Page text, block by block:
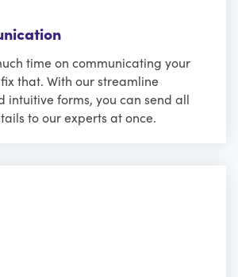
time on communicating your
that. With our streamline
intuitive forms, you can send all
to our experts at once.